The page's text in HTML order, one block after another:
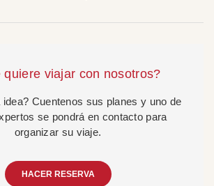
quiere viajar con nosotros?
idea? Cuentenos sus planes y uno de
se pondrá en contacto para
organizar su viaje.
HACER RESERVA